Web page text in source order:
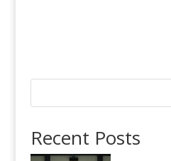
Recent Posts